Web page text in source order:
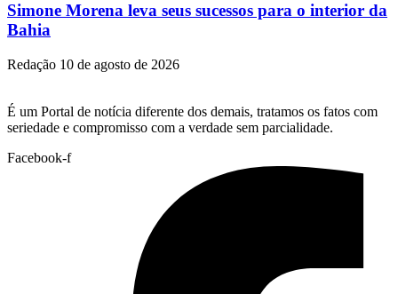
Simone Morena leva seus sucessos para o interior da
Bahia
Redação 10 de agosto de 2026
É um Portal de notícia diferente dos demais, tratamos os fatos com
seriedade e compromisso com a verdade sem parcialidade.
Facebook-f